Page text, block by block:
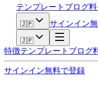
テンプレート ブログ
🇯🇵 サインイン
🇯🇵
特徴テンプレート ブログ
サインイン無料で登録